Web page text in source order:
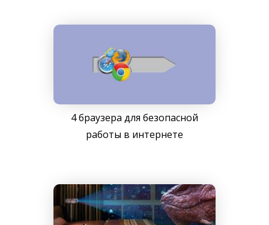
4 браузера для безопасной
работы в интернете